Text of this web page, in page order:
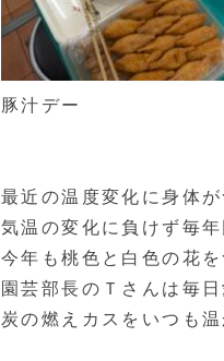
豚汁デー
最近の温度変化に身体
気温の変化に負けず毎
今年も桃色と白色の花
園芸部長のＴさんは毎
炭の燃えカスをいつも